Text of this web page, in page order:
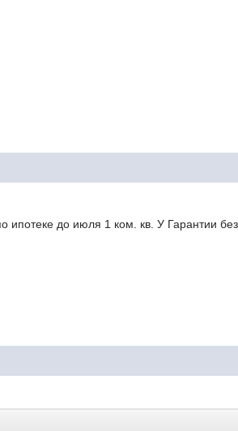
ипотеке до июля 1 ком. кв. У Гарантии